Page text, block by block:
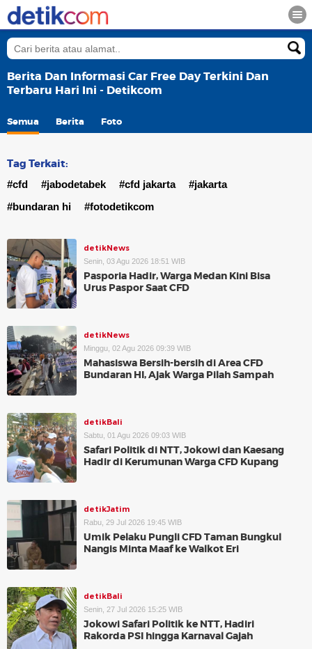
Berita Dan Informasi Car Free Day Terkini Dan
Terbaru Hari Ini - Detikcom
Semua Berita Foto
Tag Terkait:
#cfd #jabodetabek #cfd jakarta
#jakarta
#bundaran hi
#fotodetikcom
detikNews
Senin, 03 Agu 2026 18:51 WIB
Pasporia Hadir, Warga Medan Kini Bisa
Urus Paspor Saat CFD
detikNews
Minggu, 02 Agu 2026 09:39 WIB
Mahasiswa Bersih-bersih di Area CFD
Bundaran HI, Ajak Warga Pilah Sampah
detikBali
Sabtu, 01 Agu 2026 09:03 WIB
Safari Politik di NTT, Jokowi dan Kaesang
Hadir di Kerumunan Warga CFD Kupang
detikJatim
Rabu, 29 Jul 2026 19:45 WIB
Umik Pelaku Pungli CFD Taman Bungkul
Nangis Minta Maaf ke Walkot Eri
detikBali
Senin, 27 Jul 2026 15:25 WIB
Jokowi Safari Politik ke NTT, Hadiri
Rakorda PSI hingga Karnaval Gajah